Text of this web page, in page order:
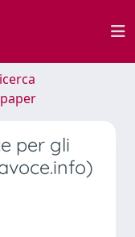
per gli